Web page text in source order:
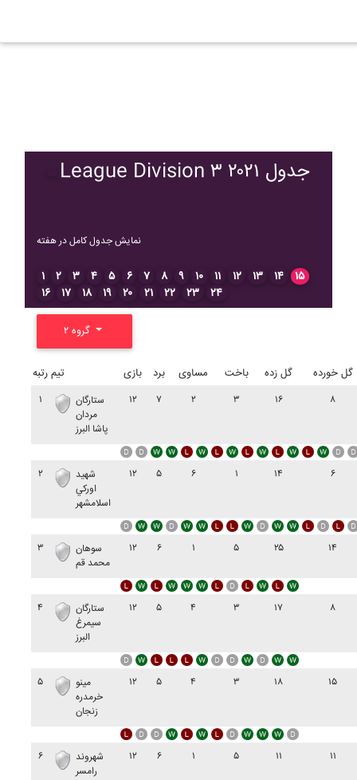
League Division ۳ ۲۰۲۱ جدول
نمایش جدول کامل در هفته
۱ ۲ ۳ ۴ ۵ ۶ ۷ ۸ ۹ ۱۰ ۱۱ ۱۲ ۱۳ ۱۴
۱۵
۱۶
۱۷ ۱۸ ۱۹ ۲۰ ۲۱ ۲۲ ۲۳ ۲۴
رتبه تیم بازی برد مساوی باخت گل زده گل خورده
۱
ستارگان
مردان
پاشا البرز
۱۲ ۷ ۲ ۳ ۱۶ ۸
۲
شهيد
اورکي
اسلامشهر
۱۲ ۵ ۶ ۱ ۱۴ ۶
۳
سوهان
محمد قم
۱۲ ۶ ۱ ۵ ۲۵ ۱۴
۴
ستارگان
سيمرغ
البرز
۱۲ ۵ ۴ ۳ ۱۷ ۸
۵
مينو
خرمدره
زنجان
۱۲ ۵ ۴ ۳ ۱۸ ۱۵
۶
شهروند
رامسر
۱۲ ۶ ۱ ۵ ۱۱ ۱۱